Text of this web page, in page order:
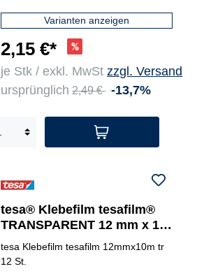
Varianten anzeigen
2,15 €*
je Stk / exkl. MwStzzgl. Versand
ursprünglich 2,49 € -13,7%
tesa® Klebefilm tesafilm®
TRANSPARENT 12 mm x 10
m (B x L) 12 St./Pack.
tesa Klebefilm tesafilm 12mmx10m tr
12 St.